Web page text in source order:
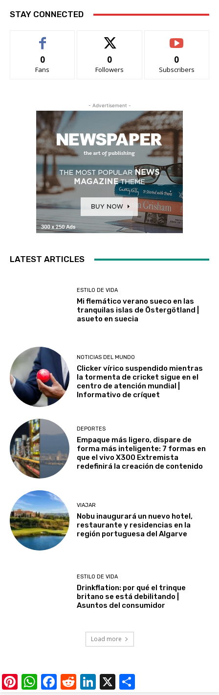
STAY CONNECTED
0
Fans
0
Followers
0
Subscribers
- Advertisement -
LATEST ARTICLES
ESTILO DE VIDA
Mi flemático verano sueco en las
tranquilas islas de Östergötland |
asueto en suecia
NOTICIAS DEL MUNDO
Clicker vírico suspendido mientras
la tormenta de cricket sigue en el
centro de atención mundial |
Informativo de críquet
DEPORTES
Empaque más ligero, dispare de
forma más inteligente: 7 formas en
que el vivo X300 Extremista
redefinirá la creación de contenido
VIAJAR
Nobu inaugurará un nuevo hotel,
restaurante y residencias en la
región portuguesa del Algarve
ESTILO DE VIDA
Drinkflation: por qué el trinque
britano se está debilitando |
Asuntos del consumidor
Load more
Pinterest
WhatsApp
Facebook
RedditLinkedIn
X